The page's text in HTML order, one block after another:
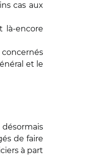
cas aux
là-encore
et le
de faire
à part